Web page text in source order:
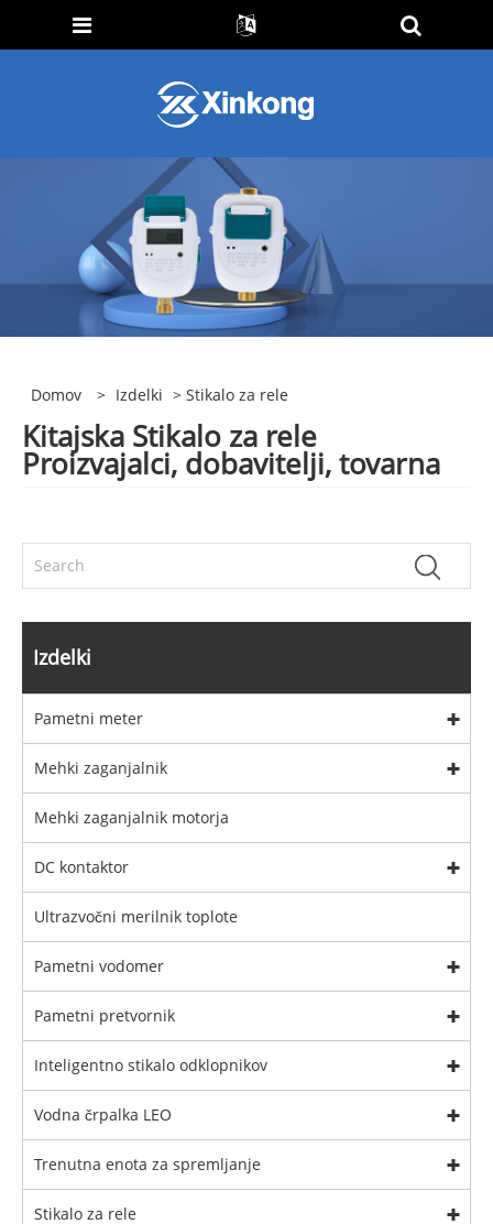
Domov > Izdelki > Stikalo za rele
Kitajska Stikalo za rele
Proizvajalci, dobavitelji, tovarna
Izdelki
Pametni meter
Mehki zaganjalnik
Mehki zaganjalnik motorja
DC kontaktor
Ultrazvočni merilnik toplote
Pametni vodomer
Pametni pretvornik
Inteligentno stikalo odklopnikov
Vodna črpalka LEO
Trenutna enota za spremljanje
Stikalo za rele